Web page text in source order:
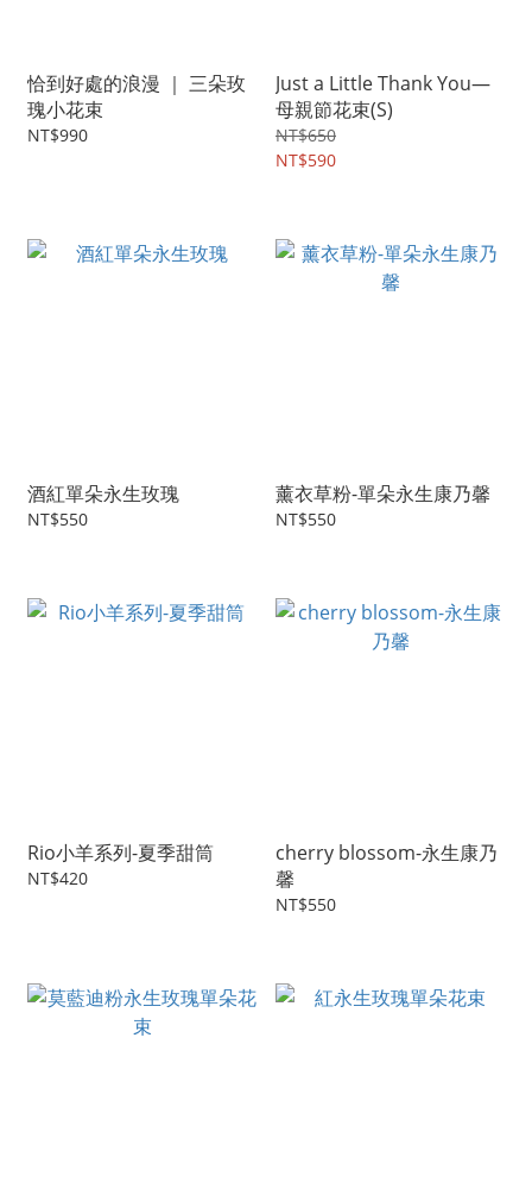
恰到好處的浪漫 ｜ 三朵玫
瑰小花束
NT$990
Just a Little Thank You—
母親節花束(S)
NT$650
NT$590
酒紅單朵永生玫瑰
NT$550
薰衣草粉-單朵永生康乃馨
NT$550
Rio小羊系列-夏季甜筒
NT$420
cherry blossom-永生康乃
馨
NT$550